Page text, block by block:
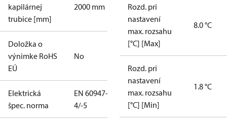
kapilárnej
trubice [mm]
2000 mm
Doložka o
výnimke RoHS
EÚ
No
Elektrická
špec. norma
EN 60947-
4/-5
Rozd. pri
nastavení
max. rozsahu
[°C] [Max]
8.0 °C
Rozd. pri
nastavení
max. rozsahu
[°C] [Min]
1.8 °C